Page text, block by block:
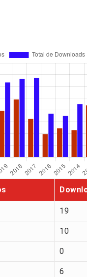
19
10
0
6